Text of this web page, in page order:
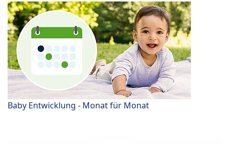
Baby Entwicklung - Monat für Monat